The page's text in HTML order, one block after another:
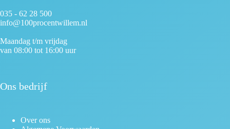
035 - 62 28 500
info@100procentwillem.nl
Maandag t/m vrijdag
van 08:00 tot 16:00 uur
Ons bedrijf
Over ons